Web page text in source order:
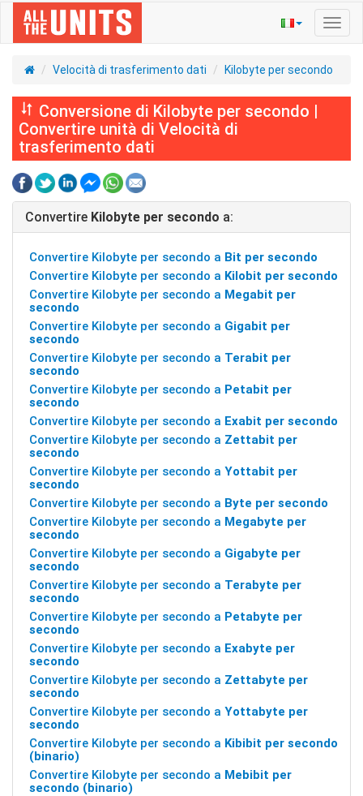
Velocità di trasferimento dati Kilobyte per secondo
Conversione di Kilobyte per secondo |
Convertire unità di Velocità di
trasferimento dati
Convertire Kilobyte per secondo a:
Convertire Kilobyte per secondo a Bit per secondo
Convertire Kilobyte per secondo a Kilobit per secondo
Convertire Kilobyte per secondo a Megabit per
secondo
Convertire Kilobyte per secondo a Gigabit per
secondo
Convertire Kilobyte per secondo a Terabit per
secondo
Convertire Kilobyte per secondo a Petabit per
secondo
Convertire Kilobyte per secondo a Exabit per secondo
Convertire Kilobyte per secondo a Zettabit per
secondo
Convertire Kilobyte per secondo a Yottabit per
secondo
Convertire Kilobyte per secondo a Byte per secondo
Convertire Kilobyte per secondo a Megabyte per
secondo
Convertire Kilobyte per secondo a Gigabyte per
secondo
Convertire Kilobyte per secondo a Terabyte per
secondo
Convertire Kilobyte per secondo a Petabyte per
secondo
Convertire Kilobyte per secondo a Exabyte per
secondo
Convertire Kilobyte per secondo a Zettabyte per
secondo
Convertire Kilobyte per secondo a Yottabyte per
secondo
Convertire Kilobyte per secondo a Kibibit per secondo
(binario)
Convertire Kilobyte per secondo a Mebibit per
secondo (binario)